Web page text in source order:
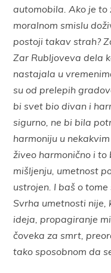
automobila. Ako je to
moralnom smislu
postoji takav strah?
Zar Rubljoveva dela
nastajala u
su od prelepih
bi svet bio divan i
sigurno, ne bi bila
harmoniju u
živeo harmonično i to
mišljenju, umetnost
ustrojen. I baš o
Svrha umetnosti nije,
ideja, propagiranje
čoveka za smrt,
tako sposobnom da